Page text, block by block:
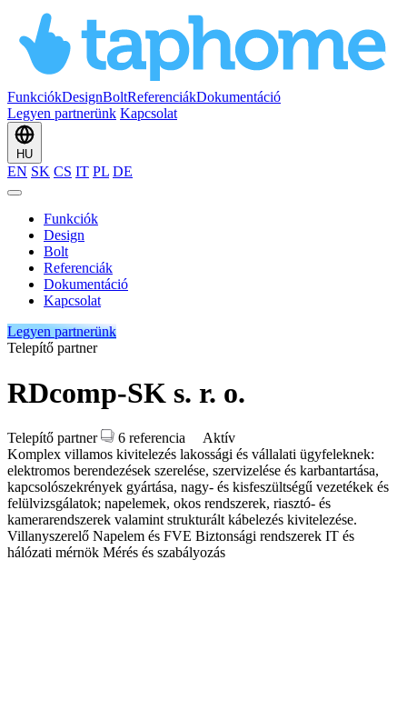
FunkciókDesignBoltReferenciákDokumentáció
Legyen partnerünk Kapcsolat
HU
EN SK CS IT PL DE
Funkciók
Design
Bolt
Referenciák
Dokumentáció
Kapcsolat
Legyen partnerünk
Telepítő partner
RDcomp-SK s. r. o.
Telepítő partner 6 referencia
Aktív
Komplex villamos kivitelezés lakossági és vállalati ügyfeleknek:
elektromos berendezések szerelése, szervizelése és karbantartása,
kapcsolószekrények gyártása, nagy- és kisfeszültségű vezetékek és
felülvizsgálatok; napelemek, okos rendszerek, riasztó- és
kamerarendszerek valamint strukturált kábelezés kivitelezése.
Villanyszerelő Napelem és FVE Biztonsági rendszerek IT és
hálózati mérnök Mérés és szabályozás